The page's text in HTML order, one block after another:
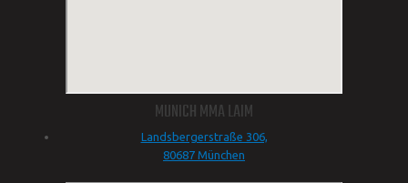
MUNICH MMA LAIM
Landsbergerstraße 306,
80687 München